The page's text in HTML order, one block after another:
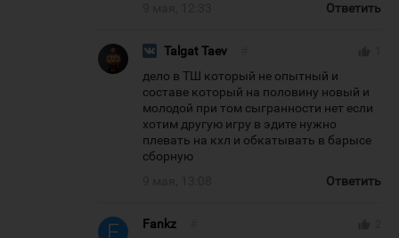
Ответить
Talgat Taev
дело в ТШ который не опытный и
составе который на половину новый и
молодой при том сыгранности нет если
хотим другую игру в эдите нужно
плевать на кхл и обкатывать в барысе
сборную
Ответить
Fankz